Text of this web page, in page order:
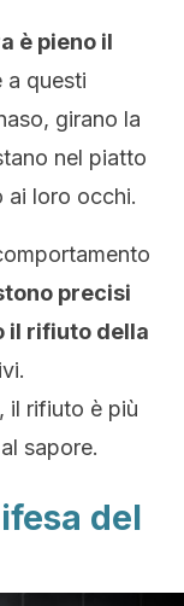
è pieno il
a questi
girano la
nel piatto
ai loro occhi.
precisi
il rifiuto della
il rifiuto è più
sapore.
del